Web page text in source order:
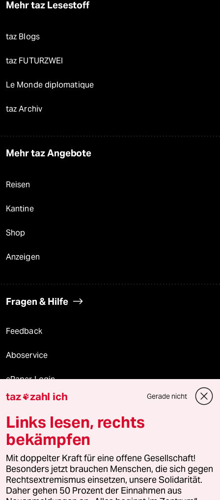
Mehr taz Lesestoff
taz Blogs
taz FUTURZWEI
Le Monde diplomatique
taz Archiv
Mehr taz Angebote
Reisen
Kantine
Shop
Anzeigen
Fragen & Hilfe
Feedback
Aboservice
ePaper Login
Downloads für Abonnierende
© 2026 taz Verlags und Vertriebs GmbH
Alle Rechte vorbehalten. Bei rechtlichen Fragen oder für Genehmigungen
wenden Sie sich bitte an
lizenzen@taz.de
Feedback Redaktionsstatut Kommune-Richtlinien
taz zahl ich Gerade nicht
Links lesen, rechts
bekämpfen
Mit doppelter Kraft für eine offene Gesellschaft!
Besonders jetzt brauchen Menschen, die sich gegen
Rechtsextremismus einsetzen, unsere Solidarität.
Daher gehen 50 Prozent der Einnahmen aus